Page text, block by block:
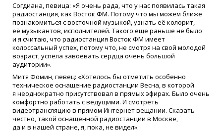
Согдиана, певица: «Я очень рада, что у нас появилась такая
радиостанция, как Восток ФМ. Потому что мы можем ближе
познакомиться с восточной музыкой, узнать её колорит,
её музыкантов, исполнителей. Такого еще раньше не было
и я считаю, что радиостанция Восток ФМ имеет
колоссальный успех, потому что, не смотря на свой молодой
возраст, успела завоевать сердца очень большой
аудитории».
Митя Фомин, певец: «Хотелось бы отметить особенно
техническое оснащение радиостанции Весна, в которой
я неоднократно присутствовал в прямых эфирах. Было очень
комфортно работать с ведущими. И смотреть
видеотрансляцию в прямом Интернет вещании. Сказать
честно, такой оснащенной радиостанции в Москве,
да и в нашей стране, я, пока, не видел».